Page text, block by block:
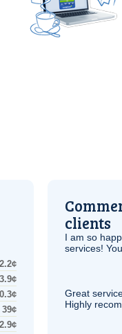
2.2¢
0.3¢
39¢
2.9¢
clients
I am so
services!
Great
Highly